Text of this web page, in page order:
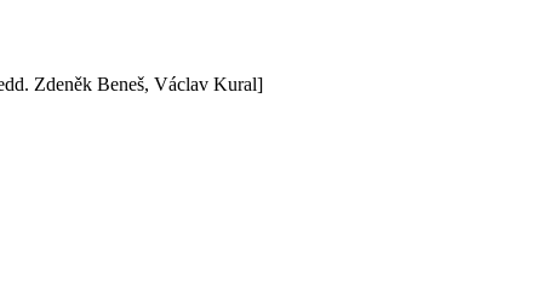
Zdeněk Beneš, Václav Kural]